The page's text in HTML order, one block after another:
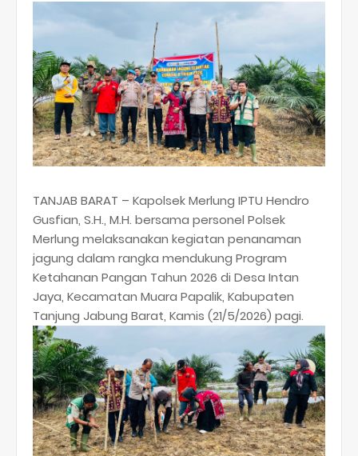
TANJAB BARAT – Kapolsek Merlung IPTU Hendro
Gusfian, S.H., M.H. bersama personel Polsek
Merlung melaksanakan kegiatan penanaman
jagung dalam rangka mendukung Program
Ketahanan Pangan Tahun 2026 di Desa Intan
Jaya, Kecamatan Muara Papalik, Kabupaten
Tanjung Jabung Barat, Kamis (21/5/2026) pagi.